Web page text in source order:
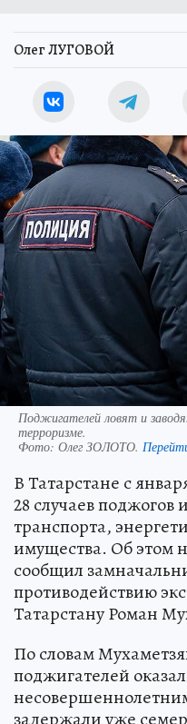
Олег ЛУГОВОЙ
Поджигателей ловят и
терроризме.
Фото: Олег ЗОЛОТО.
В Татарстане с
28 случаев
транспорта,
имущества. Об этом
сообщил
противодействию
Татарстану Роман
По словам
поджигателей